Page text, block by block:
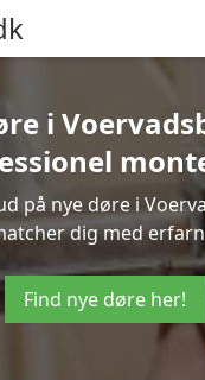
i
på nye døre i
dig med
Find nye døre her!